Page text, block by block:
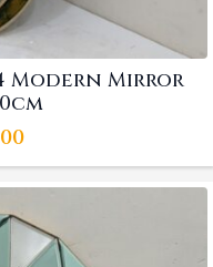
Modern Mirror